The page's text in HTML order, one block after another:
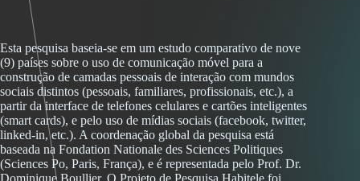
Esta pesquisa baseia-se em um estudo comparativo de nove
(9) países sobre o uso de comunicação móvel para a
construção de camadas pessoais de interação com mundos
sociais distintos (pessoais, familiares, profissionais, etc.), a
partir da interface de telefones celulares e cartões inteligentes
(smart cards), e pelo uso de mídias sociais (facebook, twitter,
linked-in, etc.). A coordenação global da pesquisa está
baseada na Fondation Nationale des Sciences Politiques
(Sciences Po, Paris, França), e é representada pelo Prof. Dr.
Dominique Boullier. O Projeto de Pesquisa Habitele foi